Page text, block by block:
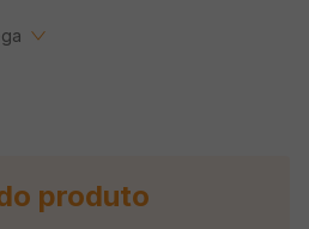
produto